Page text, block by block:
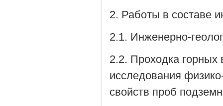
2. Работы в составе
2.1. Инженерно-
2.2. Проходка
исследования
свойств проб